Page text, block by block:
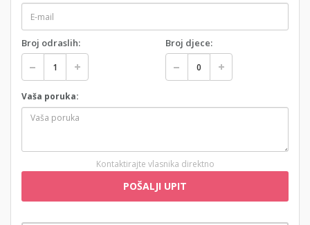
Broj odraslih: Broj djece:
Vaša poruka:
Kontaktirajte vlasnika direktno
POŠALJI UPIT